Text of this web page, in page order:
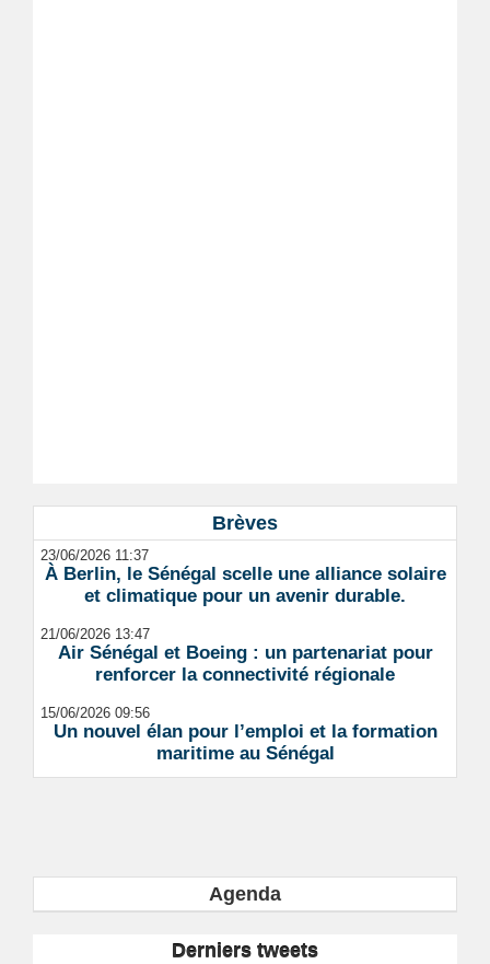
Brèves
23/06/2026 11:37
À Berlin, le Sénégal scelle une alliance solaire
et climatique pour un avenir durable.
21/06/2026 13:47
Air Sénégal et Boeing : un partenariat pour
renforcer la connectivité régionale
15/06/2026 09:56
Un nouvel élan pour l’emploi et la formation
maritime au Sénégal
Agenda
Derniers tweets